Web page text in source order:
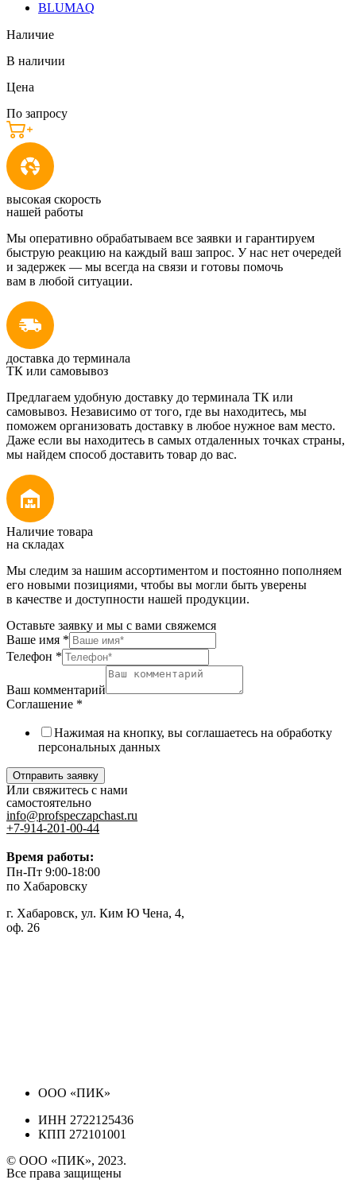
BLUMAQ
Наличие
В наличии
Цена
По запросу
высокая скорость
нашей работы
Мы оперативно обрабатываем все заявки и гарантируем
быструю реакцию на каждый ваш запрос. У нас нет очередей
и задержек — мы всегда на связи и готовы помочь
вам в любой ситуации.
доставка до терминала
ТК или самовывоз
Предлагаем удобную доставку до терминала ТК или
самовывоз. Независимо от того, где вы находитесь, мы
поможем организовать доставку в любое нужное вам место.
Даже если вы находитесь в самых отдаленных точках страны,
мы найдем способ доставить товар до вас.
Наличие товара
на складах
Мы следим за нашим ассортиментом и постоянно пополняем
его новыми позициями, чтобы вы могли быть уверены
в качестве и доступности нашей продукции.
Оставьте заявку и мы с вами свяжемся
Ваше имя *
Телефон *
Ваш комментарий
Соглашение *
Нажимая на кнопку, вы соглашаетесь на обработку
персональных данных
Отправить заявку
Или свяжитесь с нами
самостоятельно
info@profspeczapchast.ru
+7-914-201-00-44
Время работы:
Пн-Пт 9:00-18:00
по Хабаровску
г. Хабаровск, ул. Ким Ю Чена, 4,
оф. 26
ООО «ПИК»
ИНН 2722125436
КПП 272101001
© ООО «ПИК», 2023.
Все права защищены